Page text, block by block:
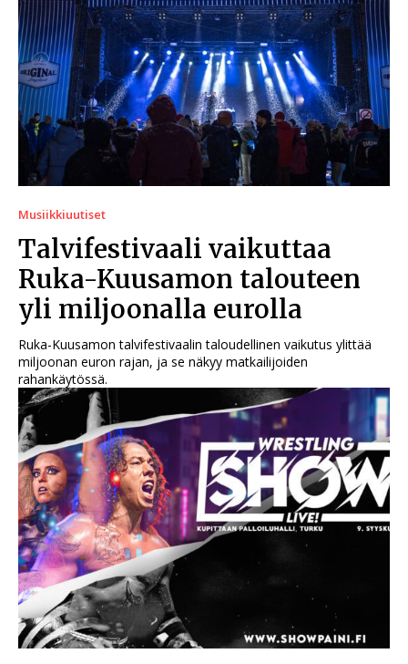
Musiikkiuutiset
Talvifestivaali vaikuttaa
Ruka-Kuusamon talouteen
yli miljoonalla eurolla
Ruka-Kuusamon talvifestivaalin taloudellinen vaikutus ylittää
miljoonan euron rajan, ja se näkyy matkailijoiden
rahankäytössä.